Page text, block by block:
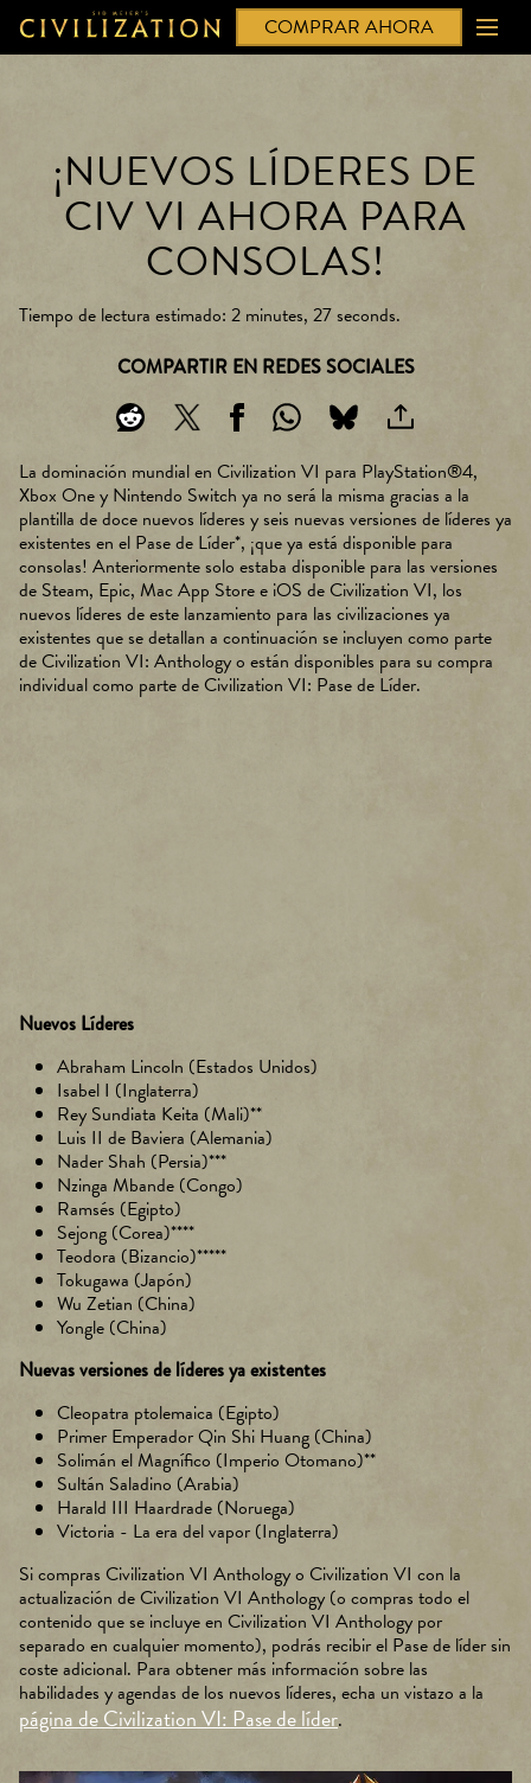
COMPRAR AHORA
¡NUEVOS LÍDERES DE
CIV VI AHORA PARA
CONSOLAS!
Tiempo de lectura estimado 2 minutes, 27 seconds
COMPARTIR EN REDES SOCIALES
La dominación mundial en Civilization VI para PlayStation®4,
Xbox One y Nintendo Switch ya no será la misma gracias a la
plantilla de doce nuevos líderes y seis nuevas versiones de líderes ya
existentes en el Pase de Líder*, ¡que ya está disponible para
consolas! Anteriormente solo estaba disponible para las versiones
de Steam, Epic, Mac App Store e iOS de Civilization VI, los
nuevos líderes de este lanzamiento para las civilizaciones ya
existentes que se detallan a continuación se incluyen como parte
de Civilization VI: Anthology o están disponibles para su compra
individual como parte de Civilization VI: Pase de Líder.
A
c
c
e
p
t
&
P
la
y
Al
hac
er
clic
en
«Ac
epta
r y
repr
odu
cir»,
ptas
la
polí
tica
de
priv
aci
dad
Nuevos Líderes
Abraham Lincoln (Estados Unidos)
Isabel I (Inglaterra)
Rey Sundiata Keita (Mali)**
Luis II de Baviera (Alemania)
Nader Shah (Persia)***
Nzinga Mbande (Congo)
Ramsés (Egipto)
Sejong (Corea)****
Teodora (Bizancio)*****
Tokugawa (Japón)
Wu Zetian (China)
Yongle (China)
Nuevas versiones de líderes ya existentes
Cleopatra ptolemaica (Egipto)
Primer Emperador Qin Shi Huang (China)
Solimán el Magnífico (Imperio Otomano)**
Sultán Saladino (Arabia)
Harald III Haardrade (Noruega)
Victoria - La era del vapor (Inglaterra)
Si compras Civilization VI Anthology o Civilization VI con la
actualización de Civilization VI Anthology (o compras todo el
contenido que se incluye en Civilization VI Anthology por
separado en cualquier momento), podrás recibir el Pase de líder sin
coste adicional. Para obtener más información sobre las
habilidades y agendas de los nuevos líderes, echa un vistazo a la
página de Civilization VI: Pase de líder.